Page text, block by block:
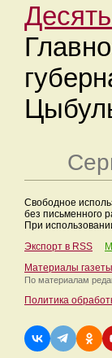
Свободное
без письменного
При
Экспорт в RSS
Материалы
По материалам
Политика